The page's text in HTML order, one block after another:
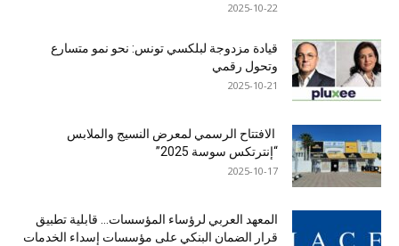
2025-10-22
قيادة مزدوجة لبلكسي تونس: نحو نمو متسارع
وتحول رقمي
2025-10-21
الافتتاح الرسمي لمعرض النسيج والملابس
“إنترتكس سوسة 2025”
2025-10-17
المعهد العربي لرؤساء المؤسسات… قابلية تطبيق
قرار الضمان البنكي على مؤسسات إسداء الخدمات